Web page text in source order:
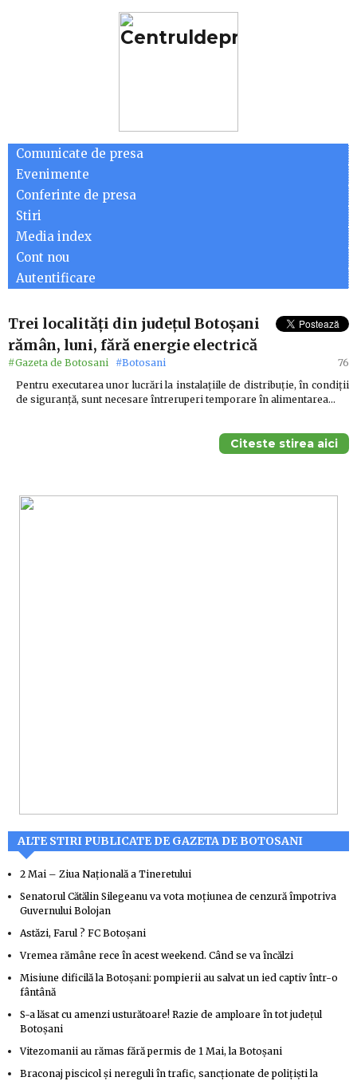
Comunicate de presa
Evenimente
Conferinte de presa
Stiri
Media index
Cont nou
Autentificare
Trei localități din județul Botoșani
rămân, luni, fără energie electrică
#Gazeta de Botosani #Botosani
76
Pentru executarea unor lucrări la instalaţiile de distribuţie, în condiţii
de siguranţă, sunt necesare întreruperi temporare în alimentarea…
Citeste stirea aici
ALTE STIRI PUBLICATE DE GAZETA DE BOTOSANI
2 Mai – Ziua Naţională a Tineretului
Senatorul Cătălin Silegeanu va vota moțiunea de cenzură împotriva
Guvernului Bolojan
Astăzi, Farul ? FC Botoșani
Vremea rămâne rece în acest weekend. Când se va încălzi
Misiune dificilă la Botoșani: pompierii au salvat un ied captiv într-o
fântână
S-a lăsat cu amenzi usturătoare! Razie de amploare în tot județul
Botoșani
Vitezomanii au rămas fără permis de 1 Mai, la Botoșani
Braconaj piscicol și nereguli în trafic, sancționate de polițiști la